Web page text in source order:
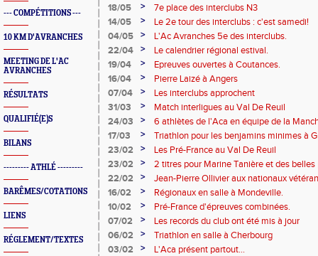
--- COMPÉTITIONS ---
10 KM D'AVRANCHES
MEETING DE L'AC
AVRANCHES
RÉSULTATS
QUALIFIÉ(E)S
BILANS
--------- ATHLÉ ---------
BARÊMES/COTATIONS
LIENS
RÉGLEMENT/TEXTES
18/05
>
7e place des interclubs N3
14/05
>
Le 2e tour des interclubs : c'est samedi!
04/05
>
L'Ac Avranches 5e des interclubs.
22/04
>
Le calendrier régional estival.
19/04
>
Epreuves ouvertes à Coutances.
16/04
>
Pierre Laizé à Angers
07/04
>
Les interclubs approchent
31/03
>
Match interligues au Val De Reuil
24/03
>
6 athlètes de l'Aca en équipe de la
17/03
>
Triathlon pour les benjamins minimes à
23/02
>
Les Pré-France au Val De Reuil
23/02
>
2 titres pour Marine Tanière et des
salle.
22/02 >
Jean-Pierre Ollivier aux nationaux
16/02
>
Régionaux en salle à Mondeville.
10/02
>
Pré-France d'épreuves combinées.
07/02
>
Les records du club ont été mis à jour
06/02
>
Triathlon en salle à Cherbourg
03/02
>
L'Aca présent partout...